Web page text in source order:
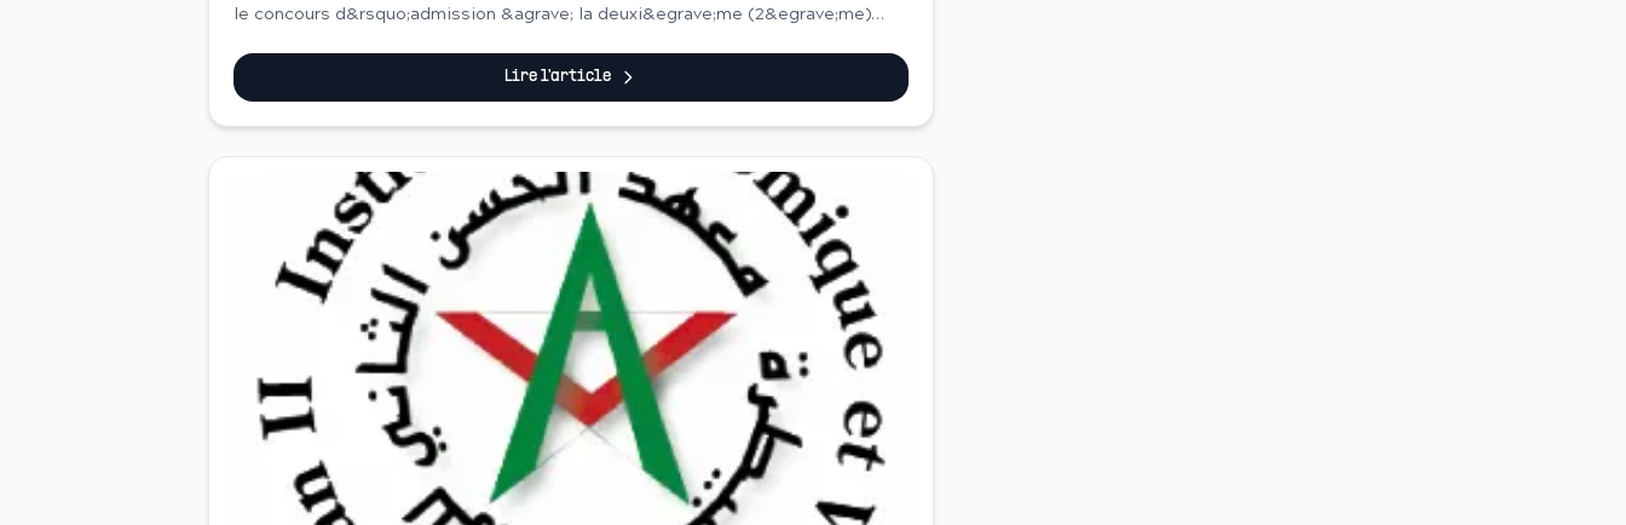
le concours d&rsquo;admission &agrave; la deuxi&egrave;me (2&egrave;me)
Lire l'article